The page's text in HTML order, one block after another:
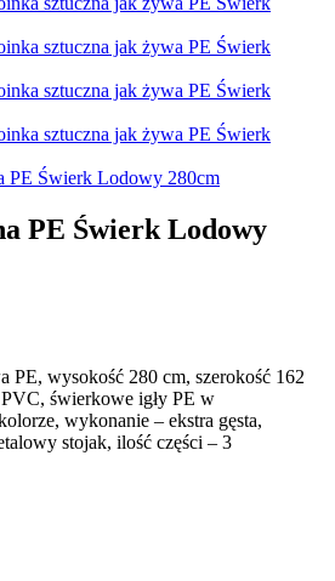
PE Świerk Lodowy
PE, wysokość 280 cm, szerokość 162
świerkowe igły PE w
wykonanie – ekstra gęsta,
stojak, ilość części – 3